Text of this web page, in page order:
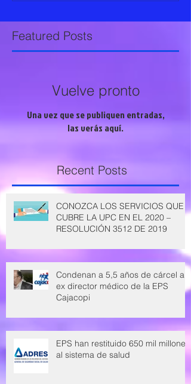
Featured Posts
Vuelve pronto
Una vez que se publiquen entradas,
las verás aquí.
Recent Posts
CONOZCA LOS SERVICIOS QUE
CUBRE LA UPC EN EL 2020 –
RESOLUCIÓN 3512 DE 2019
Condenan a 5,5 años de cárcel a
ex director médico de la EPS
Cajacopi
EPS han restituido 650 mil millones
al sistema de salud